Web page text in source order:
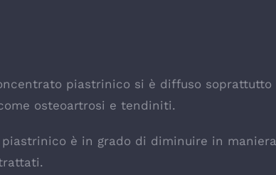
piastrinico si è diffuso soprattutto
osteoartrosi e tendiniti.
è in grado di diminuire in maniera